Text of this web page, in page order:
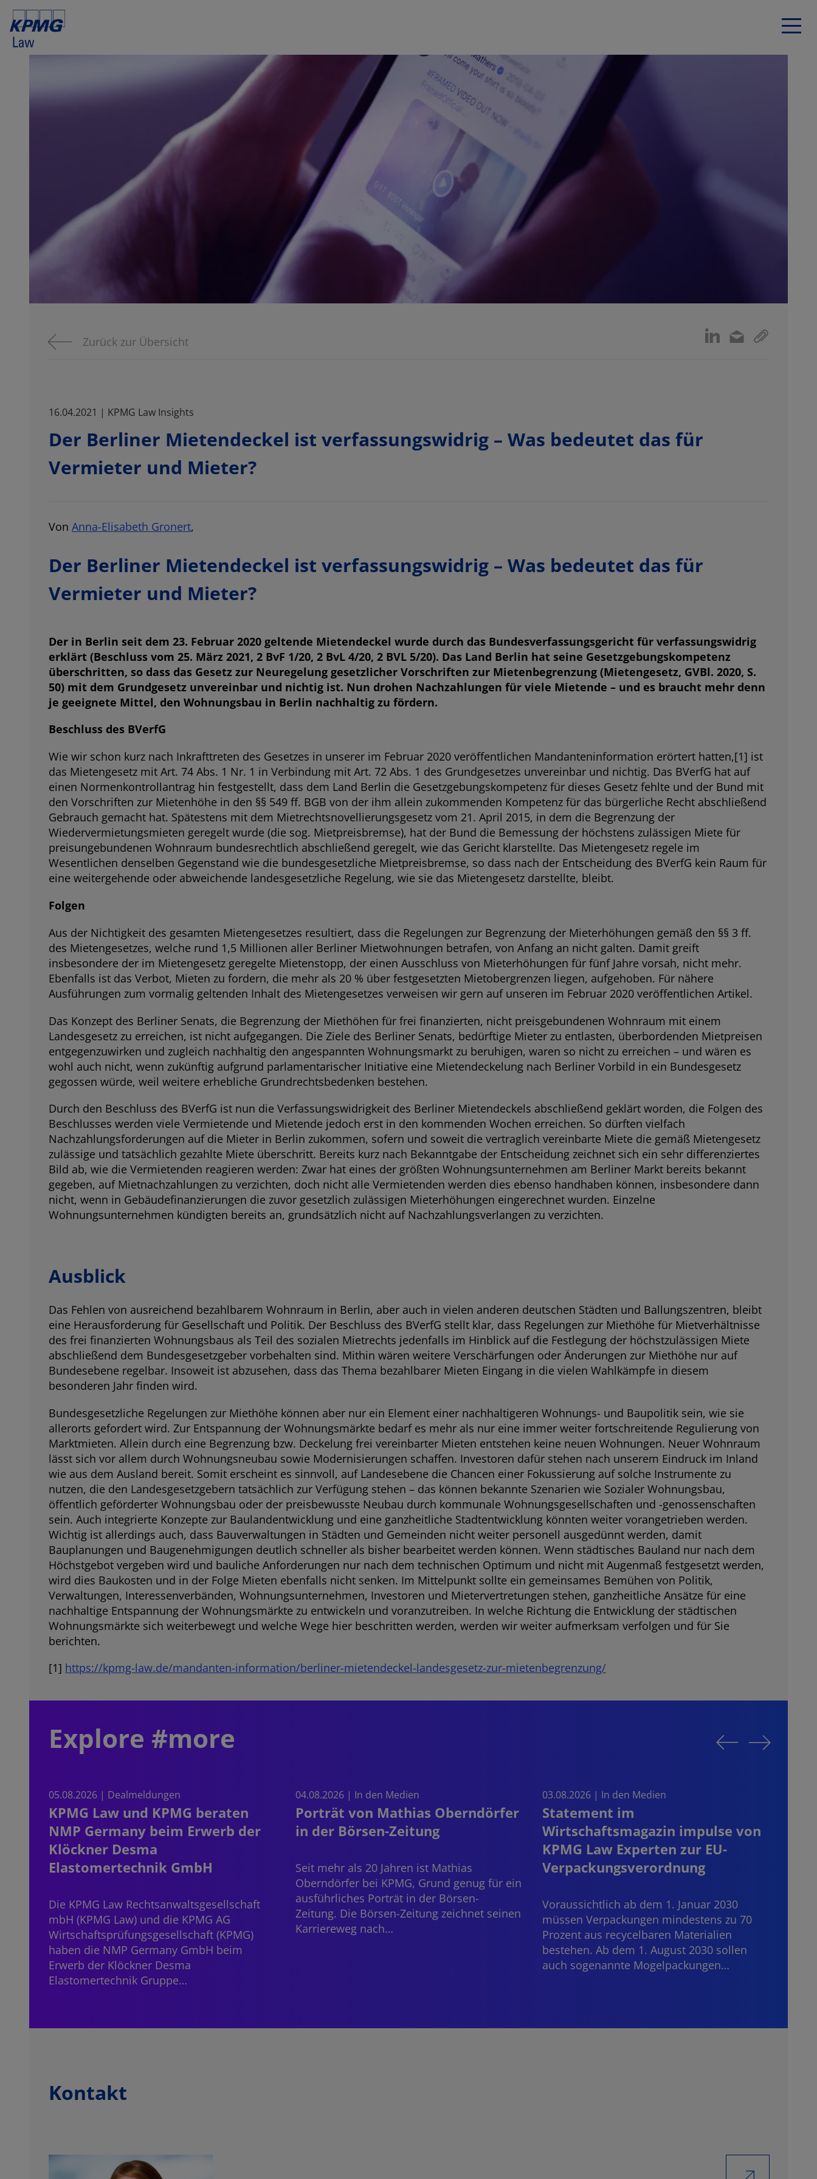
Zurück zur Übersicht
16.04.2021 | KPMG Law Insights
Der Berliner Mietendeckel ist verfassungswidrig – Was bedeutet das für
Vermieter und Mieter?
Von Anna-Elisabeth Gronert,
Der Berliner Mietendeckel ist verfassungswidrig – Was bedeutet das für
Vermieter und Mieter?
Der in Berlin seit dem 23. Februar 2020 geltende Mietendeckel wurde durch das Bundesverfassungsgericht für verfassungswidrig
erklärt (Beschluss vom 25. März 2021, 2 BvF 1/20, 2 BvL 4/20, 2 BVL 5/20). Das Land Berlin hat seine Gesetzgebungskompetenz
überschritten, so dass das Gesetz zur Neuregelung gesetzlicher Vorschriften zur Mietenbegrenzung (Mietengesetz, GVBl. 2020, S.
50) mit dem Grundgesetz unvereinbar und nichtig ist. Nun drohen Nachzahlungen für viele Mietende – und es braucht mehr denn
je geeignete Mittel, den Wohnungsbau in Berlin nachhaltig zu fördern.
Beschluss des BVerfG
Wie wir schon kurz nach Inkrafttreten des Gesetzes in unserer im Februar 2020 veröffentlichen Mandanteninformation erörtert hatten,[1] ist
das Mietengesetz mit Art. 74 Abs. 1 Nr. 1 in Verbindung mit Art. 72 Abs. 1 des Grundgesetzes unvereinbar und nichtig. Das BVerfG hat auf
einen Normenkontrollantrag hin festgestellt, dass dem Land Berlin die Gesetzgebungskompetenz für dieses Gesetz fehlte und der Bund mit
den Vorschriften zur Mietenhöhe in den §§ 549 ff. BGB von der ihm allein zukommenden Kompetenz für das bürgerliche Recht abschließend
Gebrauch gemacht hat. Spätestens mit dem Mietrechtsnovellierungsgesetz vom 21. April 2015, in dem die Begrenzung der
Wiedervermietungsmieten geregelt wurde (die sog. Mietpreisbremse), hat der Bund die Bemessung der höchstens zulässigen Miete für
preisungebundenen Wohnraum bundesrechtlich abschließend geregelt, wie das Gericht klarstellte. Das Mietengesetz regele im
Wesentlichen denselben Gegenstand wie die bundesgesetzliche Mietpreisbremse, so dass nach der Entscheidung des BVerfG kein Raum für
eine weitergehende oder abweichende landesgesetzliche Regelung, wie sie das Mietengesetz darstellte, bleibt.
Folgen
Aus der Nichtigkeit des gesamten Mietengesetzes resultiert, dass die Regelungen zur Begrenzung der Mieterhöhungen gemäß den §§ 3 ff.
des Mietengesetzes, welche rund 1,5 Millionen aller Berliner Mietwohnungen betrafen, von Anfang an nicht galten. Damit greift
insbesondere der im Mietengesetz geregelte Mietenstopp, der einen Ausschluss von Mieterhöhungen für fünf Jahre vorsah, nicht mehr.
Ebenfalls ist das Verbot, Mieten zu fordern, die mehr als 20 % über festgesetzten Mietobergrenzen liegen, aufgehoben. Für nähere
Ausführungen zum vormalig geltenden Inhalt des Mietengesetzes verweisen wir gern auf unseren im Februar 2020 veröffentlichen Artikel.
Das Konzept des Berliner Senats, die Begrenzung der Miethöhen für frei finanzierten, nicht preisgebundenen Wohnraum mit einem
Landesgesetz zu erreichen, ist nicht aufgegangen. Die Ziele des Berliner Senats, bedürftige Mieter zu entlasten, überbordenden Mietpreisen
entgegenzuwirken und zugleich nachhaltig den angespannten Wohnungsmarkt zu beruhigen, waren so nicht zu erreichen – und wären es
wohl auch nicht, wenn zukünftig aufgrund parlamentarischer Initiative eine Mietendeckelung nach Berliner Vorbild in ein Bundesgesetz
gegossen würde, weil weitere erhebliche Grundrechtsbedenken bestehen.
Durch den Beschluss des BVerfG ist nun die Verfassungswidrigkeit des Berliner Mietendeckels abschließend geklärt worden, die Folgen des
Beschlusses werden viele Vermietende und Mietende jedoch erst in den kommenden Wochen erreichen. So dürften vielfach
Nachzahlungsforderungen auf die Mieter in Berlin zukommen, sofern und soweit die vertraglich vereinbarte Miete die gemäß Mietengesetz
zulässige und tatsächlich gezahlte Miete überschritt. Bereits kurz nach Bekanntgabe der Entscheidung zeichnet sich ein sehr differenziertes
Bild ab, wie die Vermietenden reagieren werden: Zwar hat eines der größten Wohnungsunternehmen am Berliner Markt bereits bekannt
gegeben, auf Mietnachzahlungen zu verzichten, doch nicht alle Vermietenden werden dies ebenso handhaben können, insbesondere dann
nicht, wenn in Gebäudefinanzierungen die zuvor gesetzlich zulässigen Mieterhöhungen eingerechnet wurden. Einzelne
Wohnungsunternehmen kündigten bereits an, grundsätzlich nicht auf Nachzahlungsverlangen zu verzichten.
Ausblick
Das Fehlen von ausreichend bezahlbarem Wohnraum in Berlin, aber auch in vielen anderen deutschen Städten und Ballungszentren, bleibt
eine Herausforderung für Gesellschaft und Politik. Der Beschluss des BVerfG stellt klar, dass Regelungen zur Miethöhe für Mietverhältnisse
des frei finanzierten Wohnungsbaus als Teil des sozialen Mietrechts jedenfalls im Hinblick auf die Festlegung der höchstzulässigen Miete
abschließend dem Bundesgesetzgeber vorbehalten sind. Mithin wären weitere Verschärfungen oder Änderungen zur Miethöhe nur auf
Bundesebene regelbar. Insoweit ist abzusehen, dass das Thema bezahlbarer Mieten Eingang in die vielen Wahlkämpfe in diesem
besonderen Jahr finden wird.
Bundesgesetzliche Regelungen zur Miethöhe können aber nur ein Element einer nachhaltigeren Wohnungs- und Baupolitik sein, wie sie
allerorts gefordert wird. Zur Entspannung der Wohnungsmärkte bedarf es mehr als nur eine immer weiter fortschreitende Regulierung von
Marktmieten. Allein durch eine Begrenzung bzw. Deckelung frei vereinbarter Mieten entstehen keine neuen Wohnungen. Neuer Wohnraum
lässt sich vor allem durch Wohnungsneubau sowie Modernisierungen schaffen. Investoren dafür stehen nach unserem Eindruck im Inland
wie aus dem Ausland bereit. Somit erscheint es sinnvoll, auf Landesebene die Chancen einer Fokussierung auf solche Instrumente zu
nutzen, die den Landesgesetzgebern tatsächlich zur Verfügung stehen – das können bekannte Szenarien wie Sozialer Wohnungsbau,
öffentlich geförderter Wohnungsbau oder der preisbewusste Neubau durch kommunale Wohnungsgesellschaften und -genossenschaften
sein. Auch integrierte Konzepte zur Baulandentwicklung und eine ganzheitliche Stadtentwicklung könnten weiter vorangetrieben werden.
Wichtig ist allerdings auch, dass Bauverwaltungen in Städten und Gemeinden nicht weiter personell ausgedünnt werden, damit
Bauplanungen und Baugenehmigungen deutlich schneller als bisher bearbeitet werden können. Wenn städtisches Bauland nur nach dem
Höchstgebot vergeben wird und bauliche Anforderungen nur nach dem technischen Optimum und nicht mit Augenmaß festgesetzt werden,
wird dies Baukosten und in der Folge Mieten ebenfalls nicht senken. Im Mittelpunkt sollte ein gemeinsames Bemühen von Politik,
Verwaltungen, Interessenverbänden, Wohnungsunternehmen, Investoren und Mietervertretungen stehen, ganzheitliche Ansätze für eine
nachhaltige Entspannung der Wohnungsmärkte zu entwickeln und voranzutreiben. In welche Richtung die Entwicklung der städtischen
Wohnungsmärkte sich weiterbewegt und welche Wege hier beschritten werden, werden wir weiter aufmerksam verfolgen und für Sie
berichten.
[1] https://kpmg-law.de/mandanten-information/berliner-mietendeckel-landesgesetz-zur-mietenbegrenzung/
Explore #more
05.08.2026 | Dealmeldungen
KPMG Law und KPMG beraten
NMP Germany beim Erwerb der
Klöckner Desma
Elastomertechnik GmbH
Die KPMG Law Rechtsanwaltsgesellschaft
mbH (KPMG Law) und die KPMG AG
Wirtschaftsprüfungsgesellschaft (KPMG)
haben die NMP Germany GmbH beim
Erwerb der Klöckner Desma
Elastomertechnik Gruppe…
04.08.2026 | In den Medien
Porträt von Mathias Oberndörfer
in der Börsen-Zeitung
Seit mehr als 20 Jahren ist Mathias
Oberndörfer bei KPMG, Grund genug für ein
ausführliches Porträt in der Börsen-
Zeitung. Die Börsen-Zeitung zeichnet seinen
Karriereweg nach…
03.08.2026 | In den Medien
Statement im
Wirtschaftsmagazin impulse von
KPMG Law Experten zur EU-
Verpackungsverordnung
Voraussichtlich ab dem 1. Januar 2030
müssen Verpackungen mindestens zu 70
Prozent aus recycelbaren Materialien
bestehen. Ab dem 1. August 2030 sollen
auch sogenannte Mogelpackungen…
Kontakt